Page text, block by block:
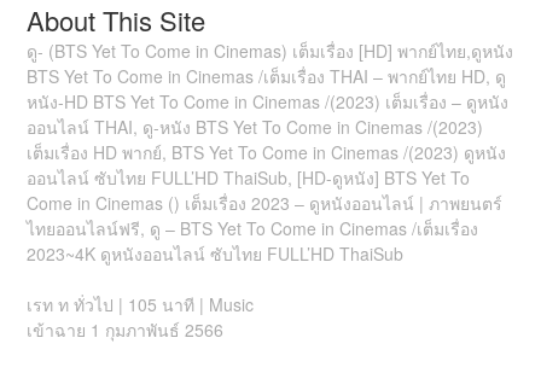
About This Site
ดู- (BTS Yet To Come in Cinemas) เต็มเรื่อง [HD] พากย์ไทย,ดูหนัง
BTS Yet To Come in Cinemas /เต็มเรื่อง THAI – พากย์ไทย HD, ดู
หนัง-HD BTS Yet To Come in Cinemas /(2023) เต็มเรื่อง – ดูหนัง
ออนไลน์ THAI, ดู-หนัง BTS Yet To Come in Cinemas /(2023)
เต็มเรื่อง HD พากย์, BTS Yet To Come in Cinemas /(2023) ดูหนัง
ออนไลน์ ซับไทย FULL’HD ThaiSub, [HD-ดูหนัง] BTS Yet To
Come in Cinemas () เต็มเรื่อง 2023 – ดูหนังออนไลน์ | ภาพยนตร์
ไทยออนไลน์ฟรี, ดู – BTS Yet To Come in Cinemas /เต็มเรื่อง
2023~4K ดูหนังออนไลน์ ซับไทย FULL’HD ThaiSub
เรท ท ทั่วไป | 105 นาที | Music
เข้าฉาย 1 กุมภาพันธ์ 2566